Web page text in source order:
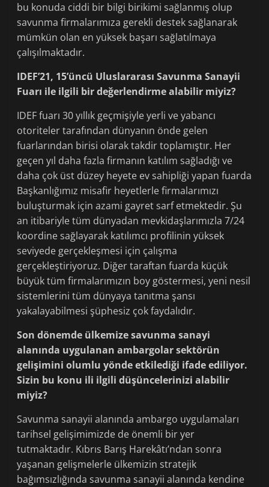
bu konuda ciddi bir bilgi birikimi sağlanmış olup
savunma firmalarımıza gerekli destek sağlanarak
mümkün olan en yüksek başarı sağlatılmaya
çalışılmaktadır.
IDEF’21, 15’üncü Uluslararası Savunma Sanayii
Fuarı ile ilgili bir değerlendirme alabilir miyiz?
IDEF fuarı 30 yıllık geçmişiyle yerli ve yabancı
otoriteler tarafından dünyanın önde gelen
fuarlarından birisi olarak takdir toplamıştır. Her
geçen yıl daha fazla firmanın katılım sağladığı ve
daha çok üst düzey heyete ev sahipliği yapan fuarda
Başkanlığımız misafir heyetlerle firmalarımızı
buluşturmak için azami gayret sarf etmektedir. Şu
an itibariyle tüm dünyadan mevkidaşlarımızla 7/24
koordine sağlayarak katılımcı profilinin yüksek
seviyede gerçekleşmesi için çalışma
gerçekleştiriyoruz. Diğer taraftan fuarda küçük
büyük tüm firmalarımızın boy göstermesi, yeni nesil
sistemlerini tüm dünyaya tanıtma şansı
yakalayabilmesi şüphesiz çok faydalıdır.
Son dönemde ülkemize savunma sanayi
alanında uygulanan ambargolar sektörün
gelişimini olumlu yönde etkilediği ifade ediliyor.
Sizin bu konu ili ilgili düşüncelerinizi alabilir
miyiz?
Savunma sanayii alanında ambargo uygulamaları
tarihsel gelişimimizde de önemli bir yer
tutmaktadır. Kıbrıs Barış Harekâtı’ndan sonra
yaşanan gelişmelerle ülkemizin stratejik
bağımsızlığında savunma sanayii alanında kendine